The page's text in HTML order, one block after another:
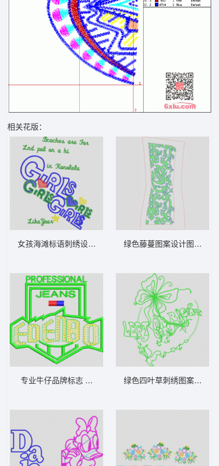
相关花版：
女孩海滩标语刺绣设计 字母
专业牛仔品牌标志 字母
绿色藤蔓图案设计图 抽象叶
绿色四叶草刺绣图案 曲线